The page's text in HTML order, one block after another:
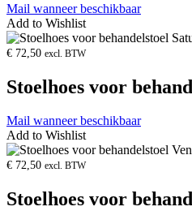
Mail wanneer beschikbaar
Add to Wishlist
Product
openen
€ 72,50 excl. BTW
Stoelhoes voor
Mail wanneer beschikbaar
Add to Wishlist
Product
openen
€ 72,50 excl. BTW
Stoelhoes voor